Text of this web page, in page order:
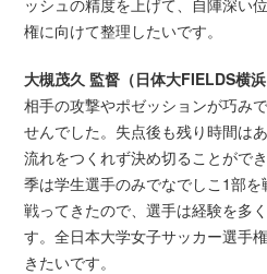
権に向けて整理したいです。
大槻茂久 監督（日体大FIELDS横浜
相手の攻撃やポゼッションが巧み
せんでした。失点後も残り時間は
流れをつくれず決め切ることがで
季は学生選手のみでなでしこ1部
戦ってきたので、選手は経験を多
す。全日本大学女子サッカー選手
きたいです。